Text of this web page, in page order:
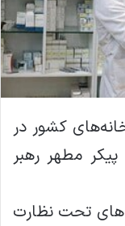
کشور در
پیکر مطهر رهبر
تحت نظارت